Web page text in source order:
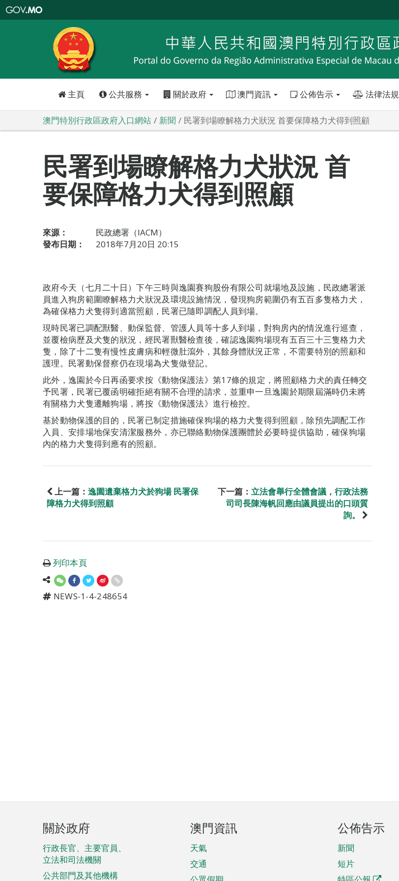
特
政
區
政
口
主頁 公共服務 關於政府 澳門資訊 公佈告示 法律法規
澳門特別行政區政府入口網站 新聞 民署到場瞭解格力犬狀況 首要保障格力犬得到照顧
民署到場瞭解格力犬狀況 首
要保障格力犬得到照顧
來源：
民政總署（IACM）
發布日期：
2018年7月20日 20:15
政府今天（七月二十日）下午三時與逸園賽狗股份有限公司就場地及設施，民政總署派
員進入狗房範圍瞭解格力犬狀況及環境設施情況，發現狗房範圍仍有五百多隻格力犬，
為確保格力犬隻得到適當照顧，民署已隨即調配人員到場。
現時民署已調配獸醫、動保監督、管護人員等十多人到場，對狗房內的情況進行巡查，
並覆檢病歷及犬隻的狀況，經民署獸醫檢查後，確認逸園狗場現有五百三十三隻格力犬
隻，除了十二隻有慢性皮膚病和輕微肚瀉外，其餘身體狀況正常，不需要特別的照顧和
護理。民署動保督察仍在現場為犬隻做登記。
此外，逸園於今日再函要求按《動物保護法》第17條的規定，將照顧格力犬的責任轉交
予民署，民署已覆函明確拒絕有關不合理的請求，並重申一旦逸園於期限屆滿時仍未將
有關格力犬隻遷離狗場，將按《動物保護法》進行檢控。
基於動物保護的目的，民署已制定措施確保狗場的格力犬隻得到照顧，除預先調配工作
入員、安排場地保安清潔服務外，亦已聯絡動物保護團體於必要時提供協助，確保狗場
內的格力犬隻得到應有的照顧。
上一篇： 逸園遺棄格力犬於狗場 民署保
障格力犬得到照顧
下一篇： 立法會舉行全體會議，行政法務
司司長陳海帆回應由議員提出的口頭質
詢。
列印本頁
NEWS-1-4-248654
頁
腳
菜
單
關於政府
行政長官、主要官員、
立法和司法機關
公共部門及其他機構
澳門資訊
天氣
交通
公佈告示
新聞
短片